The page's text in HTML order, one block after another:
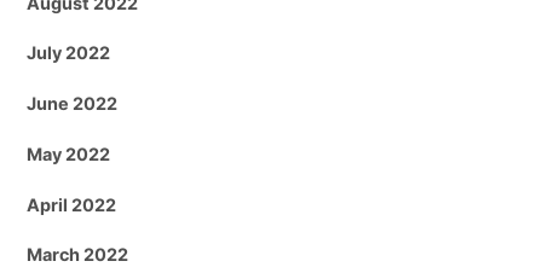
July 2022
June 2022
May 2022
April 2022
March 2022